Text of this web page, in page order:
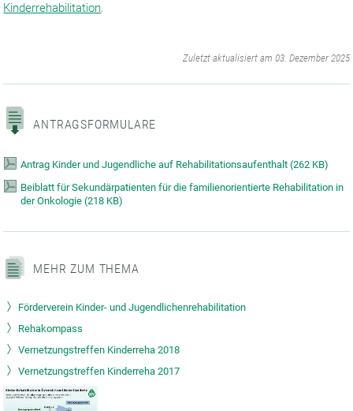
Kinderrehabilitation.
Zuletzt aktualisiert am 03. Dezember 2025
ANTRAGSFORMULARE
Antrag Kinder und Jugendliche auf Rehabilitationsaufenthalt (262 KB)
Beiblatt für Sekundärpatienten für die familienorientierte Rehabilitation in
der Onkologie (218 KB)
MEHR ZUM THEMA
Förderverein Kinder- und Jugendlichenrehabilitation
Rehakompass
Vernetzungstreffen Kinderreha 2018
Vernetzungstreffen Kinderreha 2017